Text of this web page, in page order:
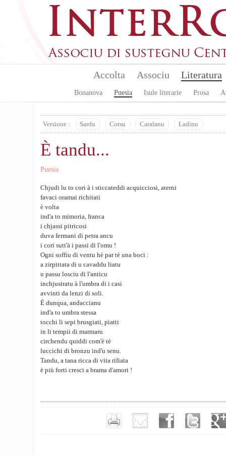
Accolta Associu Literatura
Bonanova Puesia Isule literarie Prosa
Versione : Sardu Corsu Catalanu Ladinu
È tandu...
Puesia
Chjudi lu to cori à i sticcateddi acquicciosi, aterni
favaci oramai richitati
è volta
ind'a to mimoria, franca
i chjassi pitricosi
duva fermani di petra ancu
i cori sutt'à i passi di l'omu !
Ogni soffiu di ventu hè par tè una boci :
a zirpittata di u cavaddu liatu
u passu losciu di l'anticu
inchjustratu à l'umbra di i casi
avvinti da lenzi di soli.
È dunqua, andaccianu
ind'a to umbra stessa
tocchi li sepi brusgiati, piatti
in li tempii di marmaru
circhendu quiddi com'è tè
luccichi di bronzu ind'u senu.
Tandu, a tana ricca di vita rifiata
è più forti cresci a brama d'amori !